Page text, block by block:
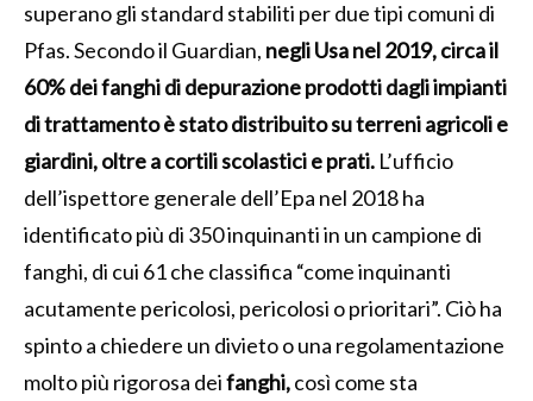
superano gli standard stabiliti per due tipi comuni di
Pfas. Secondo il Guardian, negli Usa nel 2019, circa il
60% dei fanghi di depurazione prodotti dagli impianti
di trattamento è stato distribuito su terreni agricoli e
giardini, oltre a cortili scolastici e prati. L’ufficio
dell’ispettore generale dell’Epa nel 2018 ha
identificato più di 350 inquinanti in un campione di
fanghi, di cui 61 che classifica “come inquinanti
acutamente pericolosi, pericolosi o prioritari”. Ciò ha
spinto a chiedere un divieto o una regolamentazione
molto più rigorosa deifanghi,così come sta